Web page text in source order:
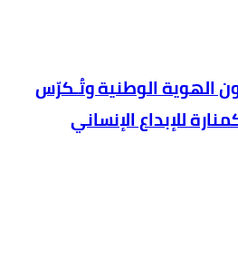
الهوية الوطنية وتُـكرّس
للإبداع الإنساني